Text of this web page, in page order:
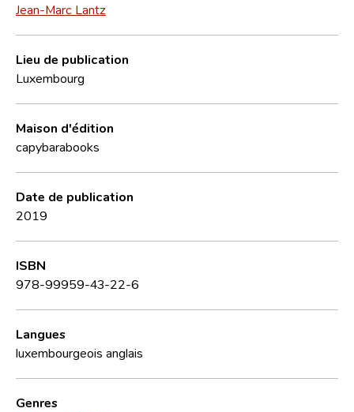
Contact
Jean-Marc Lantz
Lieu de publication
Luxembourg
Maison d'édition
capybarabooks
Date de publication
2019
ISBN
978-99959-43-22-6
Langues
luxembourgeois anglais
Genres